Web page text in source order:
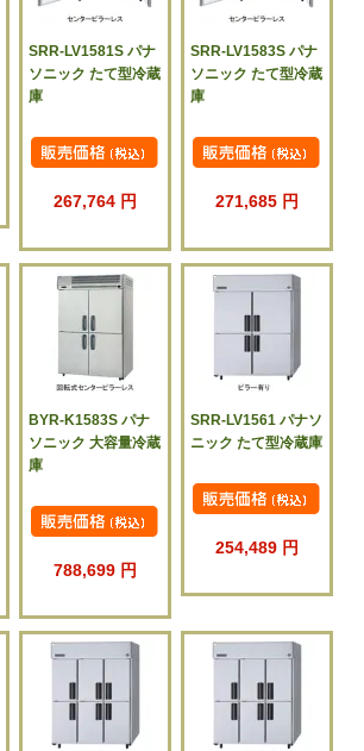
SRR-LV1581S パナ
ソニック たて型冷蔵
庫
267,764 円
SRR-LV1583S パナ
ソニック たて型冷蔵
庫
271,685 円
BYR-K1583S パナ
ソニック 大容量冷蔵
庫
788,699 円
SRR-LV1561 パナソ
ニック たて型冷蔵庫
254,489 円